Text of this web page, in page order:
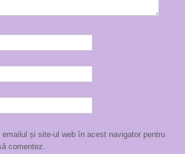
și site-ul web în acest navigator pentru
comentez.